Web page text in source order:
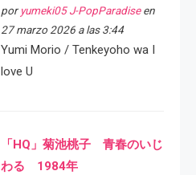
por yumeki05 J-PopParadiseen
27 marzo 2026 a las 3:44
Yumi Morio / Tenkeyoho wa I
love U
「HQ」菊池桃子 青春のいじ
わる 1984年